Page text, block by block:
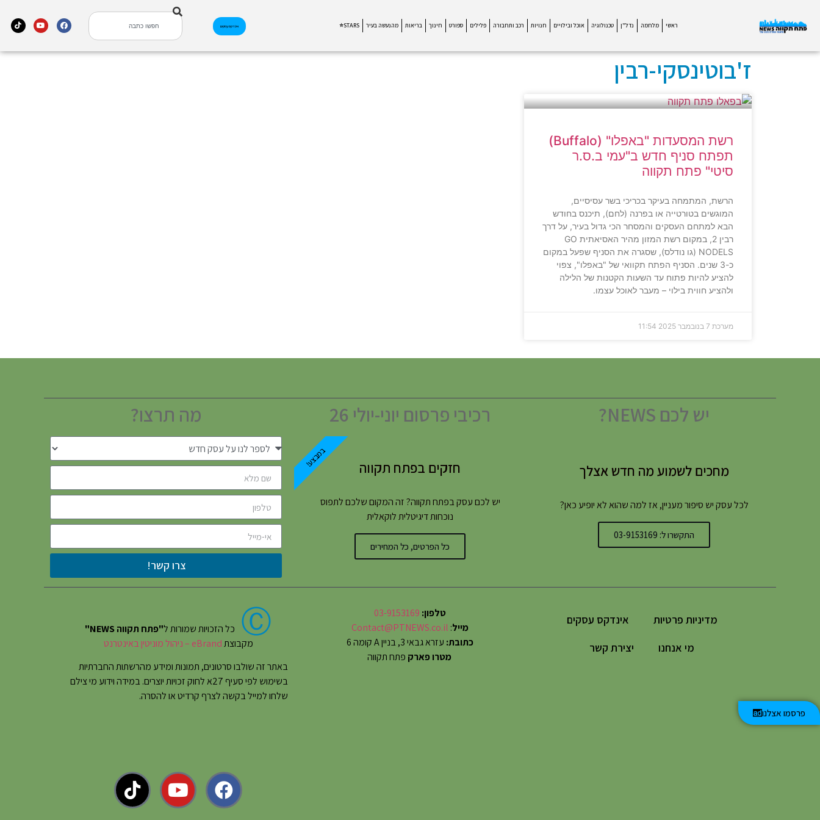
ראשי מלחמה נדל"ן טכנולוגיה אוכל ובילויים חנויות רכב ותחבורה פלילים ספורט חינוך בריאות מהנעשה בעיר STARS⭐ אינדקס עסקים
ז'בוטינסקי-רבין
רשת המסעדות "באפלו" (Buffalo)
תפתח סניף חדש ב"עמי ב.ס.ר
סיטי" פתח תקווה
הרשת, המתמחה בעיקר בכריכי בשר עסיסיים,
המוגשים בטורטייה או בפרנה (לחם), תיכנס בחודש
הבא למתחם העסקים והמסחר הכי גדול בעיר, על דרך
רבין 2, במקום רשת המזון מהיר האסיאתית GO
NODELS (גו נודלס), שסגרה את הסניף שפעל במקום
כ-3 שנים. הסניף הפתח תקוואי של "באפלו", צפוי
להציע להיות פתוח עד השעות הקטנות של הלילה
ולהציע חווית בילוי – מעבר לאוכל עצמו.
מערכת 7 בנובמבר 2025 11:54
פרסמו אצלנו
יש לכם NEWS?
מחכים לשמוע מה חדש אצלך
לכל עסק יש סיפור מעניין, אז למה שהוא לא יופיע כאן?
התקשרו ל: 03-9153169
רכיבי פרסום יוני-יולי 26
חזקים בפתח תקווה
יש לכם עסק בפתח תקווה? זה המקום שלכם לתפוס
נוכחות דיגיטלית לוקאלית
כל הפרטים, כל המחירים
במבצע!
מה תרצו?
צרו קשר!
מדיניות פרטיות
אינדקס עסקים
מי אנחנו
יצירת קשר
טלפון: 03-9153169
מייל:
Contact@PTNEWS.co.il
כתובת: עזרא גבאי 3, בניין A קומה 6
מטרו פארק פתח תקווה
Ⓒ כל הזכויות שמורות ל"פתח תקווה NEWS"
מקבוצתeBrand – ניהול מוניטין באינטרנט
באתר זה שולבו סרטונים, תמונות ומידע מהרשתות החברתיות
בשימוש לפי סעיף 27א לחוק זכויות יוצרים. במידה וידוע מי צילם
שלחו למייל בקשה לצרף קרדיט או להסרה.